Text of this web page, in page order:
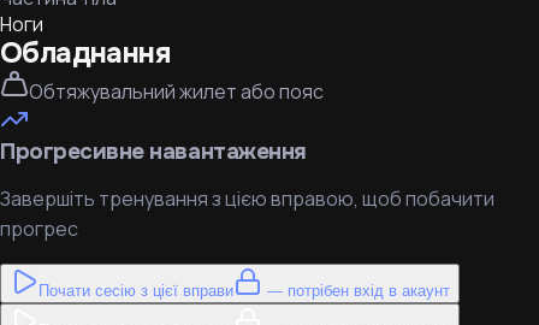
Ноги
Обладнання
Обтяжувальний жилет або пояс
Прогресивне навантаження
Завершіть тренування з цією вправою, щоб побачити
прогрес
Почати сесію з цієї вправи — потрібен вхід в акаунт